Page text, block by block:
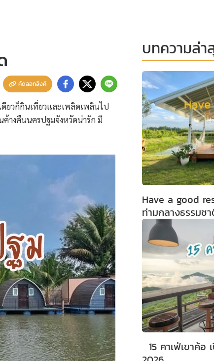
คัดลอกลิงค์
ยวก็กินเที่ยวและเพลิดเพลินไป
ค้างคืนนครปฐมจังหวัดน่ารัก มี
บทความล่า
Have a good
ท่ามกลางธรรมช
15 คาเฟ่เขาค้